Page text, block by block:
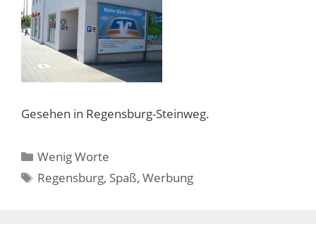
Gesehen in Regensburg-Steinweg.
Kategorien
Wenig Worte
Schlagwörter
Regensburg, Spaß,Werbung